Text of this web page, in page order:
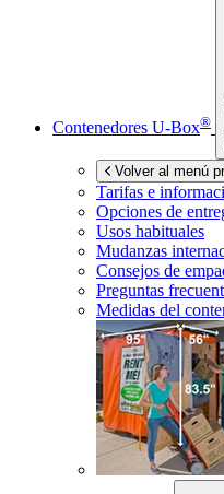
Contenedores U-Box®
Volver al menú
Tarifas e
Opciones de
Usos habituales
Mudanzas
Consejos de
Preguntas
Medidas del